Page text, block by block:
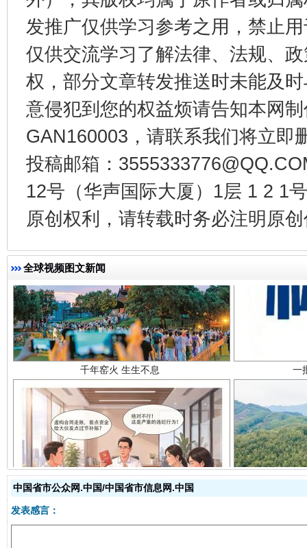
发推广仅供学习参考之用，禁止
仅供交流学习了解法律、法规、
权，部分文章转发推送时未能及
意侵犯到您的权益烦请告知本网
GAN160003，请联系我们将立即
投稿邮箱：
12号（华声国际大厦）1层 1 2 1
原创权利，请转载时务必注明原
全球视频图文新闻
揭开“小金库”的免责幌子
中国省市公众网.中国/中国省市信息网.中国
发表感言：